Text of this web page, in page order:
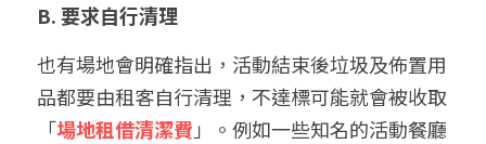
B. 要求自行清理
也有場地會明確指出，活動結束後垃圾及佈置用
品都要由租客自行清理，不達標可能就會被收取
「場地租借清潔費 」。例如一些知名的活動餐廳